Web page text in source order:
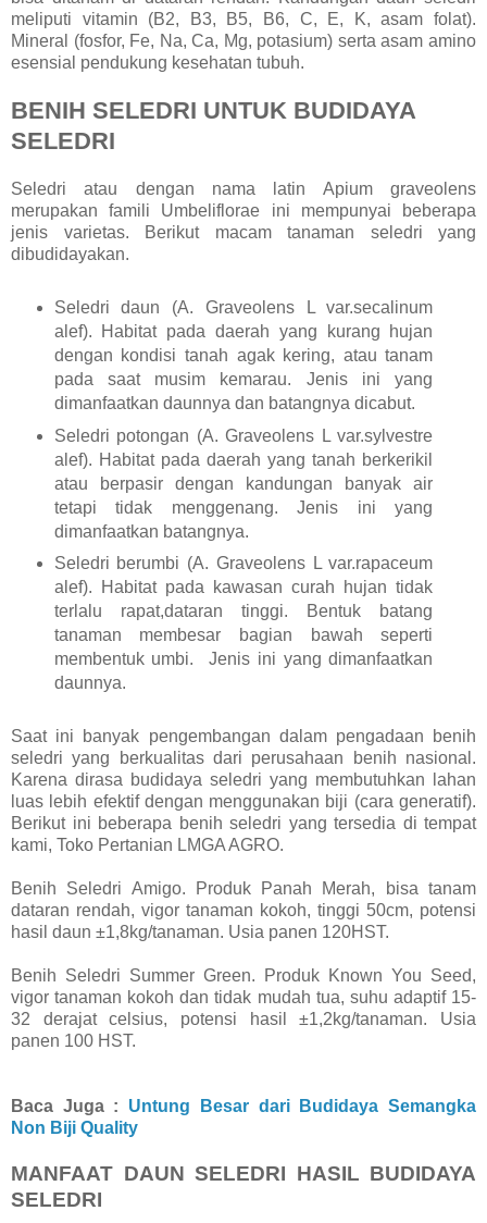
meliputi vitamin (B2, B3, B5, B6, C, E, K, asam folat).
Mineral (fosfor, Fe, Na, Ca, Mg, potasium) serta asam amino
esensial pendukung kesehatan tubuh.
BENIH SELEDRI UNTUK BUDIDAYA
SELEDRI
Seledri atau dengan nama latin Apium graveolens
merupakan famili Umbeliflorae ini mempunyai beberapa
jenis varietas. Berikut macam tanaman seledri yang
dibudidayakan.
Seledri daun (A. Graveolens L var.secalinum
alef). Habitat pada daerah yang kurang hujan
dengan kondisi tanah agak kering, atau tanam
pada saat musim kemarau. Jenis ini yang
dimanfaatkan daunnya dan batangnya dicabut.
Seledri potongan (A. Graveolens L var.sylvestre
alef). Habitat pada daerah yang tanah berkerikil
atau berpasir dengan kandungan banyak air
tetapi tidak menggenang. Jenis ini yang
dimanfaatkan batangnya.
Seledri berumbi (A. Graveolens L var.rapaceum
alef). Habitat pada kawasan curah hujan tidak
terlalu rapat,dataran tinggi. Bentuk batang
tanaman membesar bagian bawah seperti
membentuk umbi. Jenis ini yang dimanfaatkan
daunnya.
Saat ini banyak pengembangan dalam pengadaan benih
seledri yang berkualitas dari perusahaan benih nasional.
Karena dirasa budidaya seledri yang membutuhkan lahan
luas lebih efektif dengan menggunakan biji (cara generatif).
Berikut ini beberapa benih seledri yang tersedia di tempat
kami, Toko Pertanian LMGA AGRO.
Benih Seledri Amigo. Produk Panah Merah, bisa tanam
dataran rendah, vigor tanaman kokoh, tinggi 50cm, potensi
hasil daun ±1,8kg/tanaman. Usia panen 120HST.
Benih Seledri Summer Green. Produk Known You Seed,
vigor tanaman kokoh dan tidak mudah tua, suhu adaptif 15-
32 derajat celsius, potensi hasil ±1,2kg/tanaman. Usia
panen 100 HST.
Baca Juga :
Untung Besar dari Budidaya Semangka
Non Biji Quality
MANFAAT DAUN SELEDRI HASIL BUDIDAYA
SELEDRI